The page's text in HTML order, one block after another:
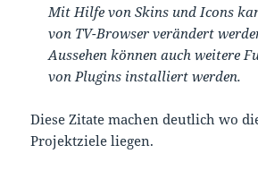
Mit Hilfe von Skins und Icons
von TV-Browser verändert
Aussehen können auch weitere
von Plugins installiert werden.
Diese Zitate machen deutlich wo
Projektziele liegen.